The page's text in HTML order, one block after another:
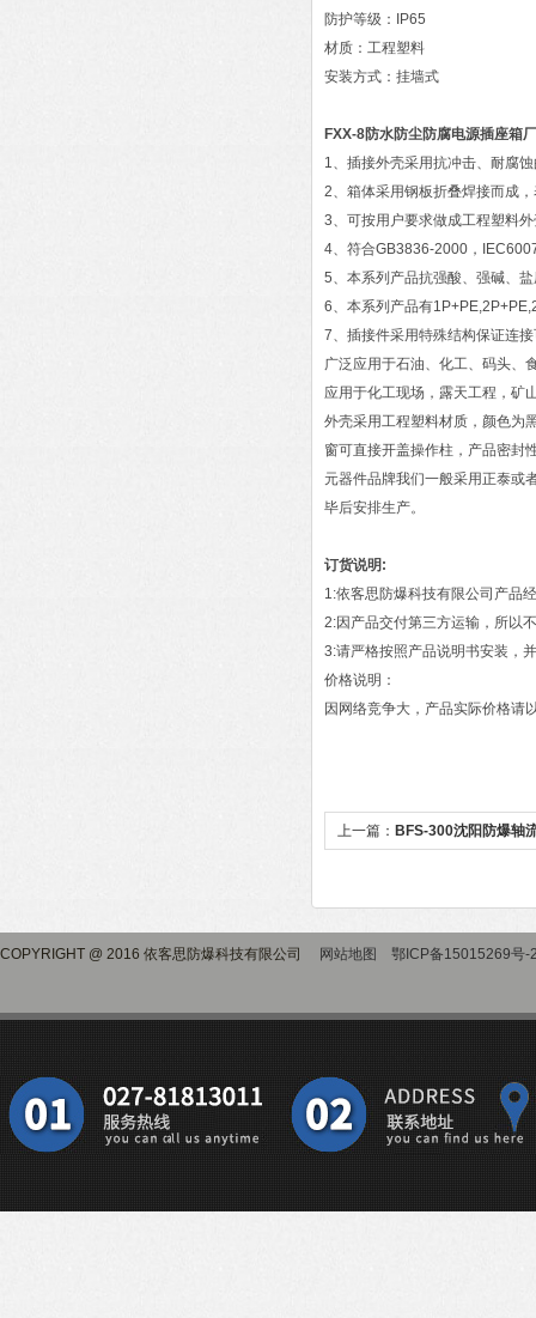
防护等级：IP65
材质：工程塑料
安装方式：挂墙式
FXX-8防水防尘防腐电源插座箱
1、插接外壳采用抗冲击、耐腐
2、箱体采用钢板折叠焊接而成
3、可按用户要求做成工程塑料
4、符合GB3836-2000，
5、本系列产品抗强酸、强碱、
6、本系列产品有
7、插接件采用特殊结构保证连
广泛应用于石油、化工、码头、
应用于化工现场，露天工程，矿
外壳采用工程塑料材质，颜色为
窗可直接开盖操作柱，产品密封
元器件品牌我们一般采用正泰或
毕后安排生产。
订货说明:
1:依客思防爆科技有限公司产品
2:因产品交付第三方运输，所以
3:请严格按照产品说明书安装，
价格说明：
因网络竞争大，产品实际价格请
上一篇： BFS-300沈阳防爆轴
COPYRIGHT @ 2016 依客思防爆科技有限公司 网站地图 鄂ICP备15015269号-